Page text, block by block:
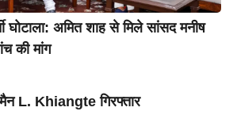
घोटाला: अमित शाह से मिले सांसद मनीष
की मांग
L. Khiangte गिरफ्तार